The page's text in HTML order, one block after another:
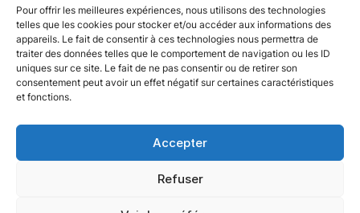
Pour offrir les meilleures expériences, nous utilisons des technologies
telles que les cookies pour stocker et/ou accéder aux informations des
appareils. Le fait de consentir à ces technologies nous permettra de
traiter des données telles que le comportement de navigation ou les ID
uniques sur ce site. Le fait de ne pas consentir ou de retirer son
consentement peut avoir un effet négatif sur certaines caractéristiques
et fonctions.
Accepter
Refuser
vérifié par un auteur humain.
Notre politique
Nos agences
Nos autres marques
Nos réseaux